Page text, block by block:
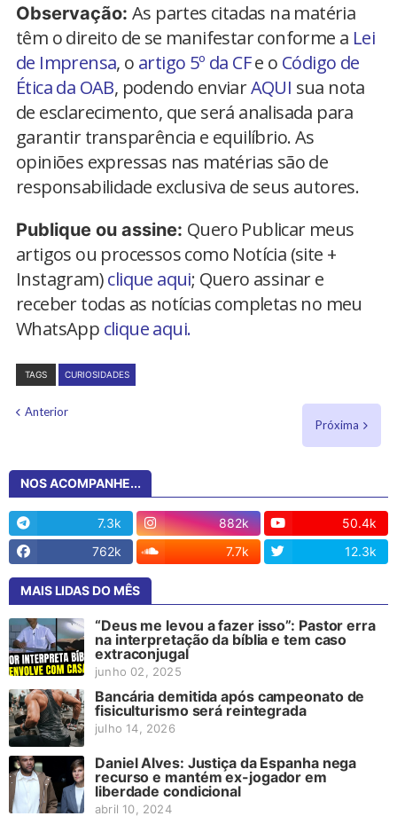
Observação: As partes citadas na matéria
têm o direito de se manifestar conforme a Lei
de Imprensa, o artigo 5º da CFe o Código de
Ética da OAB, podendo enviarAQUI sua nota
de esclarecimento, que será analisada para
garantir transparência e equilíbrio. As
opiniões expressas nas matérias são de
responsabilidade exclusiva de seus autores.
Publique ou assine: Quero Publicar meus
artigos ou processos como Notícia (site +
Instagram)clique aqui; Quero assinar e
receber todas as notícias completas no meu
WhatsApp clique aqui.
TAGS CURIOSIDADES
Anterior
Próxima
NOS ACOMPANHE...
7.3k 882k
50.4k
762k
7.7k 12.3k
MAIS LIDAS DO MÊS
“Deus me levou a fazer isso”: Pastor erra
na interpretação da bíblia e tem caso
extraconjugal
junho 02, 2025
Bancária demitida após campeonato de
fisiculturismo será reintegrada
julho 14, 2026
Daniel Alves: Justiça da Espanha nega
recurso e mantém ex-jogador em
liberdade condicional
abril 10, 2024